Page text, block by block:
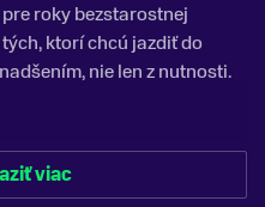
roky bezstarostnej
ktorí chcú jazdiť do
nie len z nutnosti.
viac
menej